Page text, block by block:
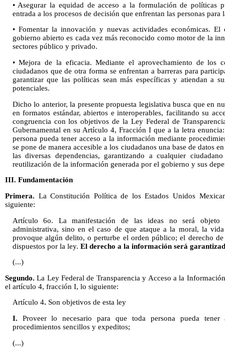
• Asegurar la equidad de acceso a la formulación de políticas
entrada a los procesos de decisión que enfrentan las personas para
• Fomentar la innovación y nuevas actividades económicas.
gobierno abierto es cada vez más reconocido como motor de la
sectores público y privado.
• Mejora de la eficacia. Mediante el aprovechamiento de los
ciudadanos que de otra forma se enfrentan a barreras para
garantizar que las políticas sean más específicas y atiendan a
potenciales.
Dicho lo anterior, la presente propuesta legislativa busca que en
en formatos estándar, abiertos e interoperables, facilitando su
congruencia con los objetivos de la Ley Federal de
Gubernamental en su Artículo 4, Fracción I que a la letra
persona pueda tener acceso a la información mediante
se pone de manera accesible a los ciudadanos una base de datos
las diversas dependencias, garantizando a cualquier
reutilización de la información generada por el gobierno y sus
III. Fundamentación
Primera. La Constitución Política de los Estados Unidos
siguiente:
Artículo 6o. La manifestación de las ideas no será
administrativa, sino en el caso de que ataque a la moral, la
provoque algún delito, o perturbe el orden público; el derecho
dispuestos por la ley. El derecho a la información será
(...)
Segundo. La Ley Federal de Transparencia y Acceso a la
el artículo 4, fracción I, lo siguiente:
Artículo 4. Son objetivos de esta ley
I. Proveer lo necesario para que toda persona pueda
procedimientos sencillos y expeditos;
(...)